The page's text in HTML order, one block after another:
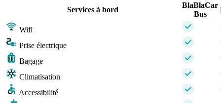
Services à bord
BlaBlaCar
Bus
Wifi
Prise électrique
Bagage
Climatisation
Accessibilité